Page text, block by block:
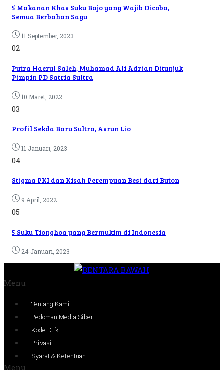
5 Makanan Khas Suku Bajo yang Wajib Dicoba,
Semua Berbahan Sagu
11 September, 2023
02
Putra Haerul Saleh, Muhamad Ali Adrian Ditunjuk
Pimpin PD Satria Sultra
10 Maret, 2022
03
Profil Sekda Baru Sultra, Asrun Lio
11 Januari, 2023
04
Stigma PKI dan Kisah Perempuan Besi dari Buton
9 April, 2022
05
5 Suku Tionghoa yang Bermukim di Indonesia
24 Januari, 2023
Menu
Tentang Kami
Pedoman Media Siber
Kode Etik
Privasi
Syarat & Ketentuan
Menu